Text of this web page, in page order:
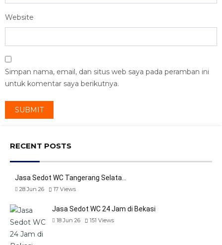
Website
Simpan nama, email, dan situs web saya pada peramban ini
untuk komentar saya berikutnya.
RECENT POSTS
Jasa Sedot WC Tangerang Selata…
28 Jun 26 17 Views
Jasa Sedot WC 24 Jam di Bekasi
18 Jun 26 151 Views